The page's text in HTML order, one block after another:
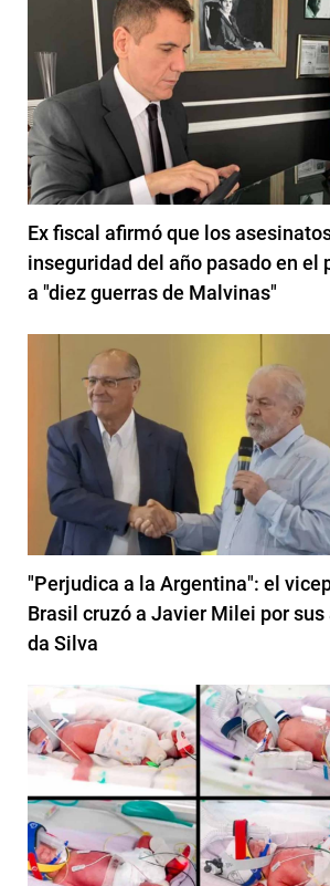
Ex fiscal afirmó que los
inseguridad del año pasado en el
a "diez guerras de Malvinas"
"Perjudica a la Argentina": el
Brasil cruzó a Javier Milei por sus
da Silva